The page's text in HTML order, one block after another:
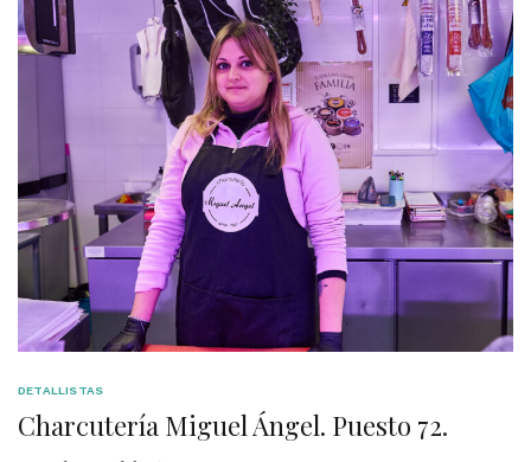
DETALLISTAS
Charcutería Miguel Ángel. Puesto 72.